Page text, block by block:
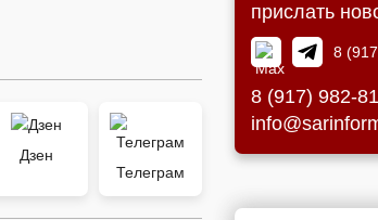
Дзен
Телеграм
прислать
8
8 (917) 982-